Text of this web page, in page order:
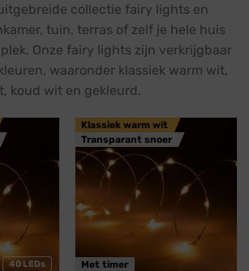
collectie fairy lights en
tuin, terras of zelf je hele huis
Onze fairy lights zijn verkrijgbaar
waaronder klassiek warm wit,
koud wit en gekleurd.
40 LEDs
Klassiek warm wit
Transparant snoer
Met timer